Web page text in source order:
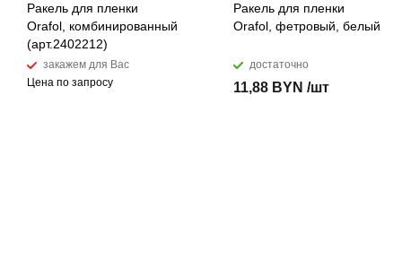
Ракель для пленки
Orafol, комбинированный
(арт.2402212)
закажем для Вас
Цена по запросу
Ракель для пленки
Orafol, фетровый, белый
достаточно
11,88 BYN /шт